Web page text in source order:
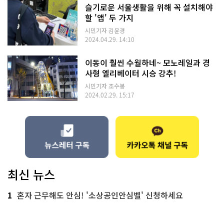
슬기로운 서울생활을 위해 꼭 설치해야
할 '앱' 두 가지
시민기자 김윤경
2024.04.29. 14:10
이동이 훨씬 수월하네~ 모노레일과 경
사형 엘리베이터 시승 강추!
시민기자 조수봉
2024.02.29. 15:17
최신 뉴스
1 혼자 근무해도 안심! '소상공인안심벨' 신청하세요